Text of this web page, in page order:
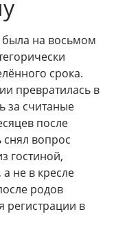
на восьмом
срока.
превратилась в
за считаные
после
вопрос
гостиной,
не в кресле
родов
регистрации в